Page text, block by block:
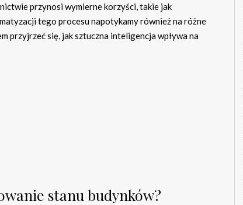
przynosi wymierne korzyści, takie jak
tego procesu napotykamy również na różne
przyjrzeć się, jak sztuczna inteligencja wpływa na
stanu budynków?